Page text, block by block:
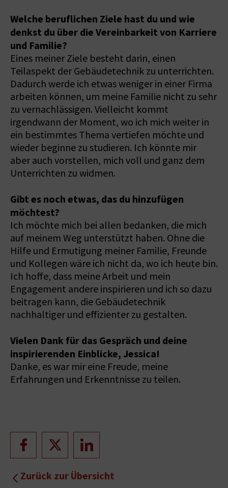
Welche beruflichen Ziele hast du und wie
denkst du über die Vereinbarkeit von Karriere
und Familie?
Eines meiner Ziele besteht darin, einen
Teilaspekt der Gebäudetechnik zu unterrichten.
Dadurch werde ich etwas weniger in einer Firma
arbeiten können, um meine Familie nicht zu sehr
zu vernachlässigen. Vielleicht kommt
irgendwann der Moment, wo ich mich weiter in
ein bestimmtes Thema vertiefen möchte und
wieder beginne zu studieren. Ich könnte mir
aber auch vorstellen, mich voll und ganz dem
Unterrichten zu widmen.
Gibt es noch etwas, das du hinzufügen
möchtest?
Ich möchte mich bei allen bedanken, die mich
auf meinem Weg unterstützt haben. Ohne die
Hilfe und Ermutigung meiner Familie, Freunde
und Kollegen wäre ich nicht da, wo ich heute bin.
Ich hoffe, dass meine Arbeit und mein
Engagement andere inspirieren und ich so dazu
beitragen kann, die Gebäudetechnik
nachhaltiger und effizienter zu gestalten.
Vielen Dank für das Gespräch und deine
inspirierenden Einblicke, Jessica!
Danke, es war mir eine Freude, meine
Erfahrungen und Erkenntnisse zu teilen.
Zurück zur Übersicht